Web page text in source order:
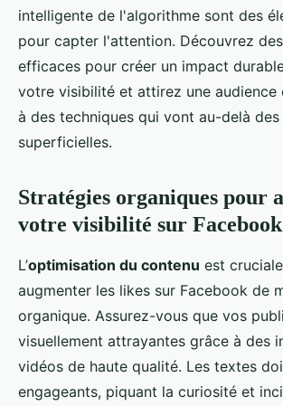
intelligente de l'algorithme sont des
pour capter l'attention. Découvrez
efficaces pour créer un impact
votre visibilité et attirez une audience
à des techniques qui vont au-delà
superficielles.
Stratégies organiques pour
votre visibilité sur Facebook
L’optimisation du contenu est
augmenter les likes sur Facebook de
organique. Assurez-vous que vos
visuellement attrayantes grâce à des
vidéos de haute qualité. Les textes
engageants, piquant la curiosité et